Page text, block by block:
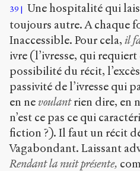
39
Une hospitalité qui
toujours autre. A chaque
Inaccessible. Pour cela, il
ivre (l’ivresse, qui
possibilité du récit,
passivité de l’ivresse qui
en nevoulantrien dire, en
n’est ce pas ce qui
fiction ?). Il faut un récit
Vagabondant. Laissant
Rendant la nuit présente,